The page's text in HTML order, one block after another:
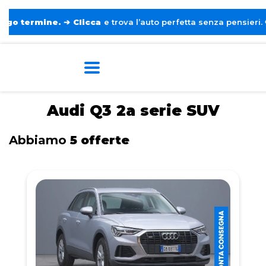
➔ Clicca e trova l’auto perfetta senza pensieri. ❤️
Audi Q3 2a serie SUV
Abbiamo 5 offerte